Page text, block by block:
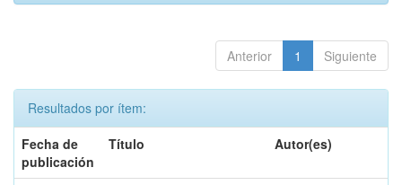
Anterior 1 Siguiente
Resultados por ítem:
Fecha de
publicación
Título Autor(es)